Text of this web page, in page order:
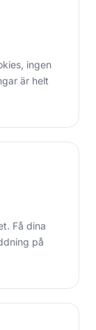
ingen
är helt
Få dina
på